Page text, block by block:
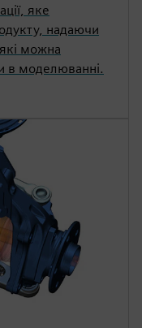
яке
надаючи
можна
в моделюванні.